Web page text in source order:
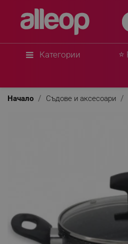
Категории
Начало Съдове и аксесоари